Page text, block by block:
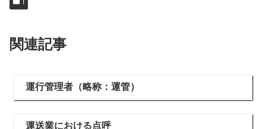
関連記事
運行管理者（略称：運管）
運送業における点呼